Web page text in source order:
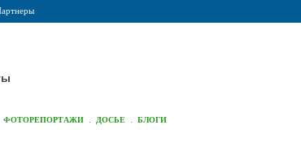
ФОТОРЕПОРТАЖИ ДОСЬЕ БЛОГИ